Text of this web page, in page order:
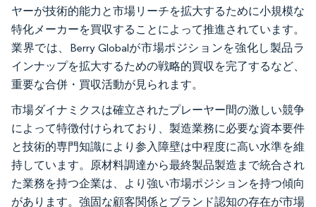
ヤーが技術的能力と市場リーチを拡大するために小規模な
特化メーカーを買収することによって推進されています。
業界では、Berry Globalが市場ポジションを強化し製品ラ
インナップを拡大するための戦略的買収を完了するなど、
重要な合併・買収活動が見られます。
市場ダイナミクスは確立されたプレーヤー間の激しい競争
によって特徴付けられており、製造業務に必要な資本要件
と技術的専門知識により参入障壁は中程度に高い水準を維
持しています。原材料調達から最終製品製造まで統合され
た業務を持つ企業は、より強い市場ポジションを持つ傾向
があります。強固な顧客関係とブランド認知の存在が市場